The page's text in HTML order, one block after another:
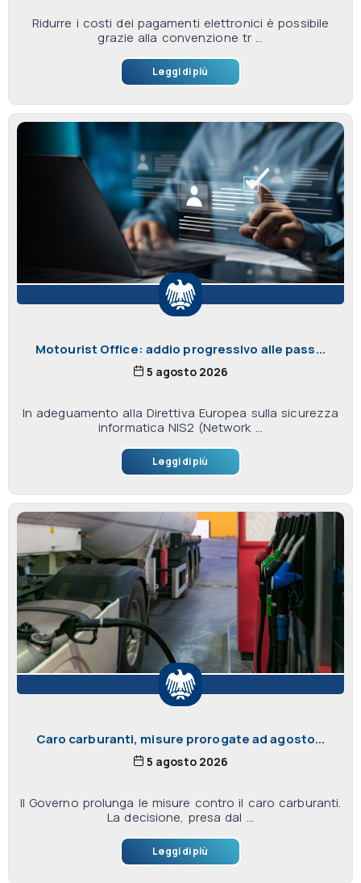
Ridurre i costi dei pagamenti elettronici è possibile
grazie alla convenzione tr ...
Leggi di più
Motourist Office: addio progressivo alle pass...
5 agosto 2026
In adeguamento alla Direttiva Europea sulla sicurezza
informatica NIS2 (Network ...
Leggi di più
Caro carburanti, misure prorogate ad agosto...
5 agosto 2026
Il Governo prolunga le misure contro il caro carburanti.
La decisione, presa dal ...
Leggi di più